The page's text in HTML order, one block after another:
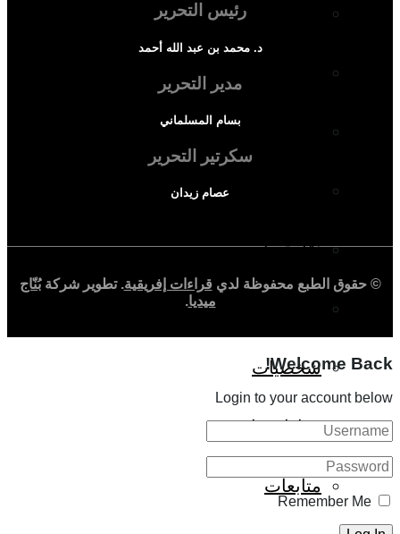
الحالة الدينية
الصحافة الإفريقية
المجتمع الإفريقي
ثقافة وأدب
حوارات وتحقيقات
شخصيات
قراءات تاريخية
متابعات
رئيس التحرير
د. محمد بن عبد الله أحمد
مدير التحرير
بسام المسلماني
سكرتير التحرير
عصام زيدان
© حقوق الطبع محفوظة لدي قراءات إفريقية. تطوير شركةبُنّاج
ميديا.
Welcome Back!
Login to your account below
Remember Me